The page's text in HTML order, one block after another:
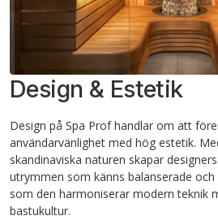
Design & Estetik
Design på Spa Prof handlar om att
användarvänlighet med hög estetik.
skandinaviska naturen skapar
utrymmen som känns balanserade
som den harmoniserar modern teknik
bastukultur.